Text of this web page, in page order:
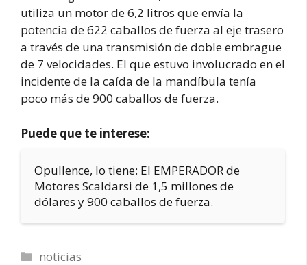
utiliza un motor de 6,2 litros que envía la
potencia de 622 caballos de fuerza al eje trasero
a través de una transmisión de doble embrague
de 7 velocidades. El que estuvo involucrado en el
incidente de la caída de la mandíbula tenía
poco más de 900 caballos de fuerza.
Puede que te interese:
Opullence, lo tiene: El EMPERADOR de
Motores Scaldarsi de 1,5 millones de
dólares y 900 caballos de fuerza.
Categorías
noticias